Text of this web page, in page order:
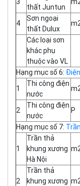
thất Juntun
4
Sơn ngoại
thất Dulux
Các loại sơn
khác phụ
thuộc vào VL
Hạng mục số 6:
1
Thi công điện
nước
2
Thi công điện
nước
P
Hạng mục số 7:
1
Trần thả
khung xương
Hà Nội
2
Trần thả
khung xương